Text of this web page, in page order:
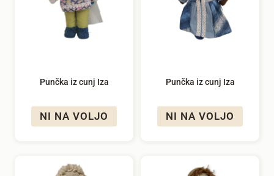
Punčka iz cunj Iza
NI NA VOLJO
Punčka iz cunj Iza
NI NA VOLJO